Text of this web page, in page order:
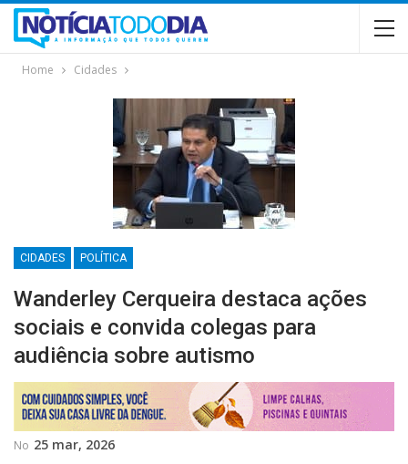
Home Cidades
CIDADES POLÍTICA
Wanderley Cerqueira destaca ações
sociais e convida colegas para
audiência sobre autismo
No 25 mar, 2026